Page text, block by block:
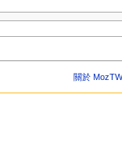
關於